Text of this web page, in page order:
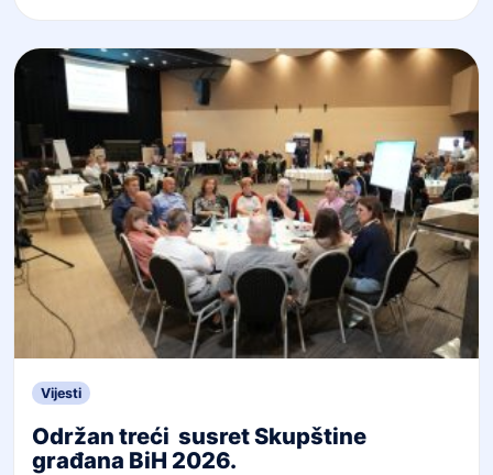
Vijesti
Održan treći susret Skupštine
građana BiH 2026.